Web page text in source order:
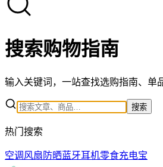
搜索购物指南
输入关键词，一站查找选购指南、单
搜索
热门搜索
空调 风扇 防晒蓝牙耳机零食充电宝